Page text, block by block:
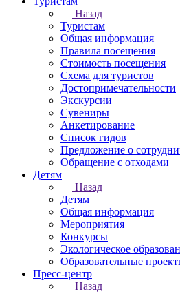
Назад
Туристам
Общая информация
Правила посещения
Стоимость посещения
Схема для туристов
Достопримечательности
Экскурсии
Сувениры
Анкетирование
Список гидов
Предложение о
Обращение с отходами
Детям
Назад
Детям
Общая информация
Мероприятия
Конкурсы
Экологическое
Образовательные
Пресс-центр
Назад